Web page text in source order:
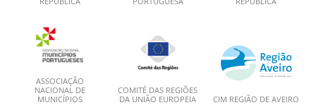
ASSOCIAÇÃO
NACIONAL DE
MUNICÍPIOS
COMITÉ DAS REGIÕES
DA UNIÃO EUROPEIA
CIM REGIÃO DE AVEIRO